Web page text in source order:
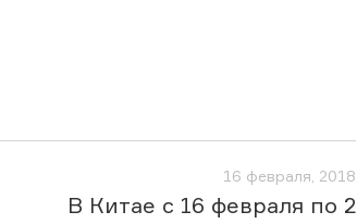
16 февраля, 2018
В Китае с 16 февраля по 2